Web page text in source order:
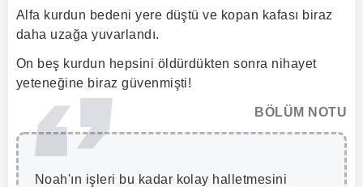
Alfa kurdun bedeni yere düştü ve kopan kafası biraz
daha uzağa yuvarlandı.
On beş kurdun hepsini öldürdükten sonra nihayet
yeteneğine biraz güvenmişti!
BÖLÜM NOTU
Noah'ın işleri bu kadar kolay halletmesini